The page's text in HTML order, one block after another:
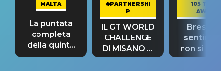
MALTA
La puntata
completa
della quinta
tappa
#PARTNERSHI
P
IL GT WORLD
CHALLENGE
DI MISANO si
riconferma
105 TAKE
AWAY
Bresh:
non si
fino alla